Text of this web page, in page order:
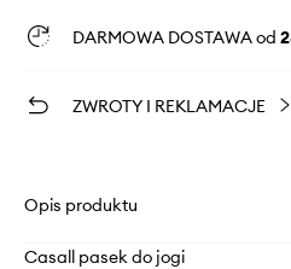
DARMOWA DOSTAWA od
ZWROTY I REKLAMACJE
Opis produktu
Casall pasek do jogi